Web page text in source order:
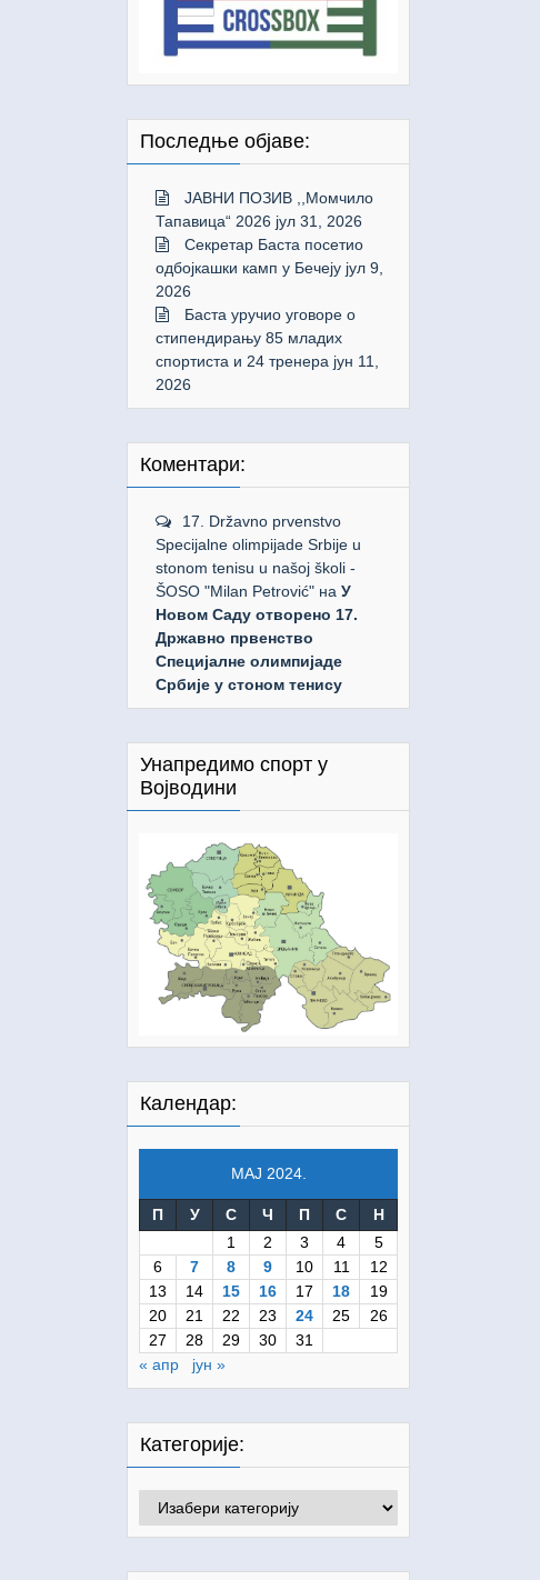
Последње објаве:
ЈАВНИ ПОЗИВ ,,Момчило
Тапавица“ 2026 јул 31, 2026
Секретар Баста посетио
одбојкашки камп у Бечеју јул 9,
2026
Баста уручио уговоре о
стипендирању 85 младих
спортиста и 24 тренера јун 11,
2026
Коментари:
17. Državno prvenstvo
Specijalne olimpijade Srbije u
stonom tenisu u našoj školi -
ŠOSO "Milan Petrović" на У
Новом Саду отворено 17.
Државно првенство
Специјалне олимпијаде
Србије у стоном тенису
Унапредимо спорт у
Војводини
Календар:
МАЈ 2024.
П У С Ч П С
Н
1
2 3 4
5
6
7 8 9 10 11
12
13
14 15 16 17 18
19
20
21 22 23 24 25
26
27
28 29 30
31
« апр
јун »
Категорије:
Категорије: